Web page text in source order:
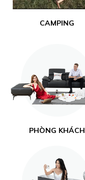
CAMPING
PHÒNG KHÁCH